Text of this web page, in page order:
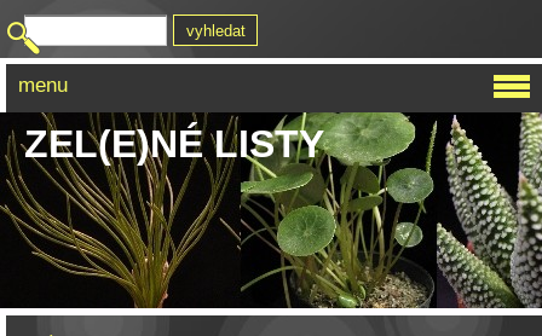
ZEL(E)NÉ LISTY
menu